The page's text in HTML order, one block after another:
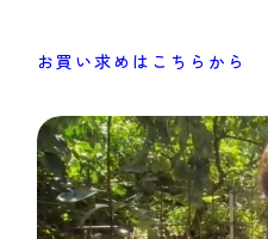
お買い求めはこちらから